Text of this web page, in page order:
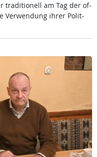
tra­di­tio­nell am Tag der of­
Ver­wen­dung ih­rer Po­lit-